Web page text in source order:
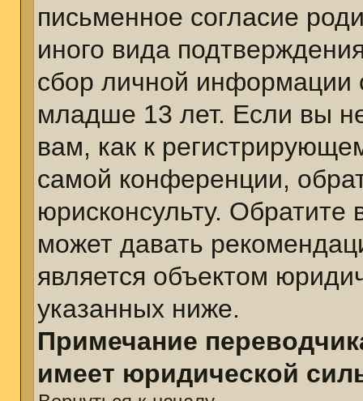
письменное согласие
иного вида
сбор личной информации
младше 13 лет. Если вы
вам, как к
самой конференции,
юрисконсульту.
может давать
является объектом
указанных ниже.
Примечание
имеет юридической